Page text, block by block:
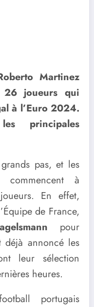
Martinez
joueurs qui
à l’Euro 2024.
principales
pas, et les
commencent à
En effet,
de France,
pour
déjà annoncé les
leur sélection
heures.
portugais